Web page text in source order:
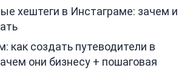
хештеги в Инстаграме: зачем и
как создать путеводители в
они бизнесу + пошаговая